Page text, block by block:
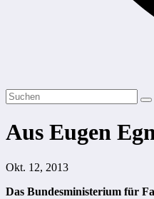
Aus Eugen
Okt. 12, 2013
Das Bundesministerium für